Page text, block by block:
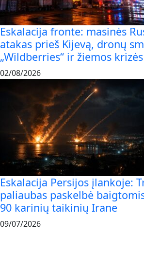
Eskalacija fronte: masinės
atakas prieš Kijevą, dronų
„Wildberries“ ir žiemos
02/08/2026
Eskalacija Persijos įlankoje:
paliaubas paskelbė
90 karinių taikinių Irane
09/07/2026